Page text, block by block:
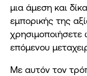
μια άμεση και
εμπορικής της
επόμενου
Με αυτόν τον